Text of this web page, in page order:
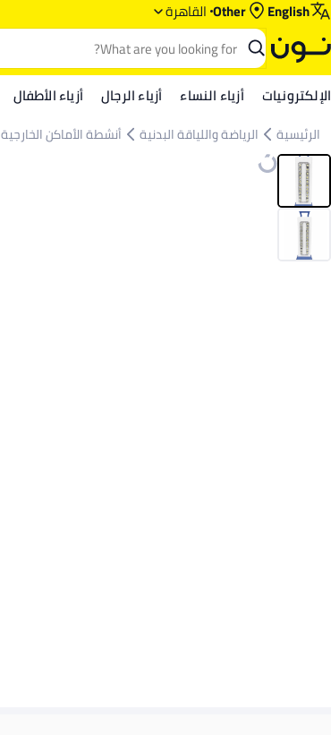
English
Other القاهرة
الإلكترونيات أزياء النساء أزياء الرجال أزياء الأطفال
الرئيسية الرياضة واللياقة البدنية أنشطة الأماكن الخارجية